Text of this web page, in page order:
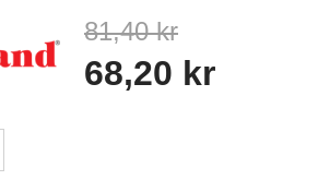
81,40 kr
68,20 kr